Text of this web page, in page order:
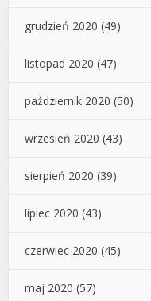
grudzień 2020 (49)
listopad 2020 (47)
październik 2020 (50)
wrzesień 2020 (43)
sierpień 2020 (39)
lipiec 2020 (43)
czerwiec 2020 (45)
maj 2020 (57)